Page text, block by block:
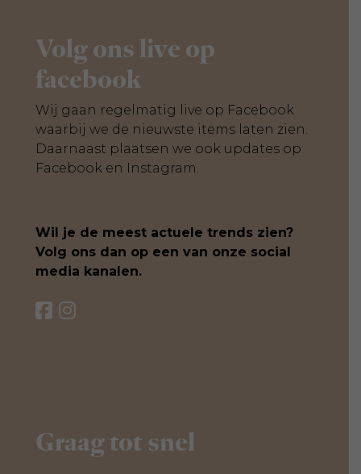
Volg ons live op
facebook
Wij gaan regelmatig live op Facebook
waarbij we de nieuwste items laten zien.
Daarnaast plaatsen we ook updates op
Facebook en Instagram.
Wil je de meest actuele trends zien?
Volg ons dan op een van onze social
media kanalen.
Graag tot snel